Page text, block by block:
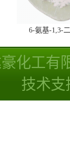
6-氨基-1,3-
化工有
技术